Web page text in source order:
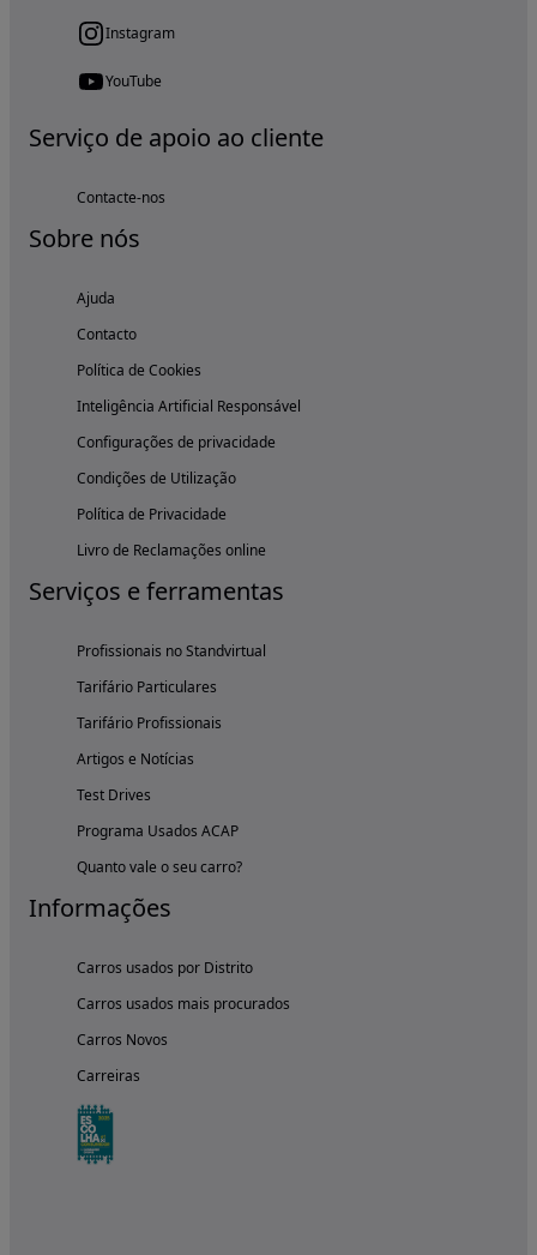
Instagram
YouTube
Serviço de apoio ao cliente
Contacte-nos
Sobre nós
Ajuda
Contacto
Política de Cookies
Inteligência Artificial Responsável
Configurações de privacidade
Condições de Utilização
Política de Privacidade
Livro de Reclamações online
Serviços e ferramentas
Profissionais no Standvirtual
Tarifário Particulares
Tarifário Profissionais
Artigos e Notícias
Test Drives
Programa Usados ACAP
Quanto vale o seu carro?
Informações
Carros usados por Distrito
Carros usados mais procurados
Carros Novos
Carreiras